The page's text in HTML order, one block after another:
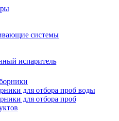
системы
испаритель
для отбора проб воды
для отбора проб